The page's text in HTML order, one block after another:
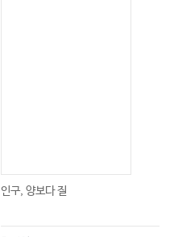
인구, 양보다 질